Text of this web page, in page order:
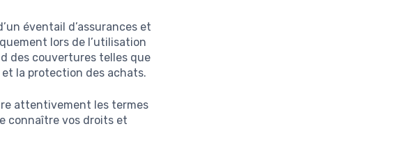
éventail d’assurances et
lors de l’utilisation
des couvertures telles que
et la protection des achats.
attentivement les termes
connaître vos droits et